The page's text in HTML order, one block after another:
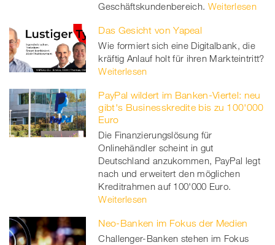
Geschäftskundenbereich. Weiterlesen
Das Gesicht von Yapeal
Wie formiert sich eine Digitalbank, die
kräftig Anlauf holt für ihren Markteintritt?
Weiterlesen
PayPal wildert im Banken-Viertel: neu
gibt's Businesskredite bis zu 100'000
Euro
Die Finanzierungslösung für
Onlinehändler scheint in gut
Deutschland anzukommen, PayPal legt
nach und erweitert den möglichen
Kreditrahmen auf 100'000 Euro.
Weiterlesen
Neo-Banken im Fokus der Medien
Challenger-Banken stehen im Fokus